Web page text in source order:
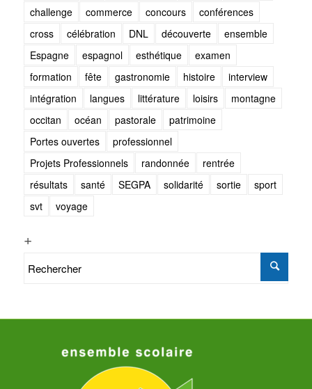
challenge
commerce concours
conférences
cross
célébration DNL découverte
ensemble
Espagne
espagnol esthétique
examen
formation
fête gastronomie histoire
interview
intégration
langues littérature loisirs
montagne
occitan
océan pastorale
patrimoine
Portes ouvertes
professionnel
Projets Professionnels
randonnée
rentrée
résultats
santé SEGPA solidarité sortie
sport
svt
voyage
+